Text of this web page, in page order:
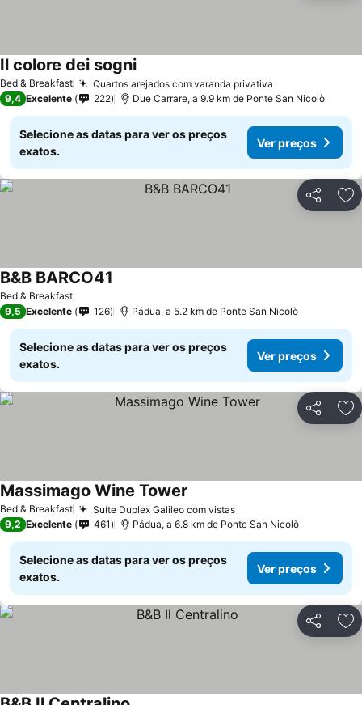
Bed & Breakfast Quartos arejados com varanda privativa
Il colore dei sogni
9,4 Excelente 222 Due Carrare, a 9.9 km de Ponte San Nicolò
Selecione as datas para ver os preços
exatos.
Ver preços
Partilhar
Bed & Breakfast
B&B BARCO41
9,5 Excelente 126 Pádua, a 5.2 km de Ponte San Nicolò
Selecione as datas para ver os preços
exatos.
Ver preços
Partilhar
Bed & Breakfast Suíte Duplex Galileo com vistas
Massimago Wine Tower
9,2 Excelente 461 Pádua, a 6.8 km de Ponte San Nicolò
Selecione as datas para ver os preços
exatos.
Ver preços
Partilhar